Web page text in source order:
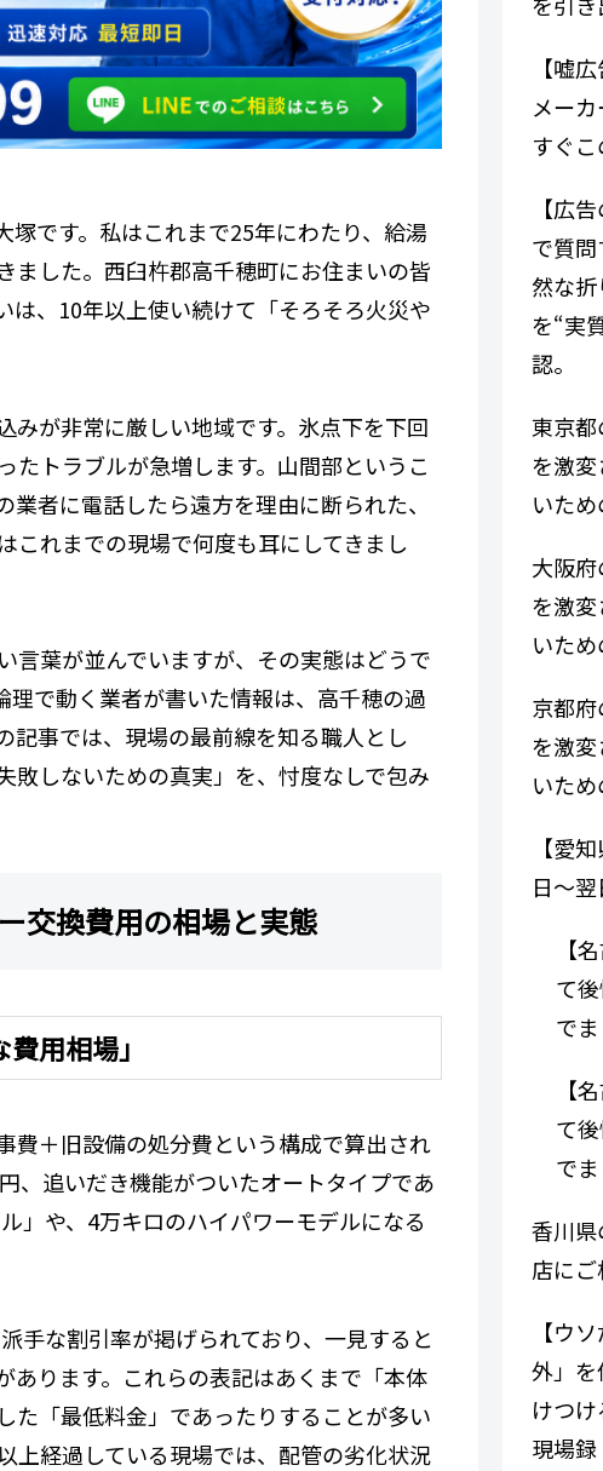
です。私はこれまで25年にわたり、給湯
ました。西臼杵郡高千穂町にお住まいの皆
は、10年以上使い続けて「そろそろ火災や
みが非常に厳しい地域です。氷点下を下回
たトラブルが急増します。山間部というこ
者に電話したら遠方を理由に断られた、
これまでの現場で何度も耳にしてきまし
言葉が並んでいますが、その実態はどうで
理で動く業者が書いた情報は、高千穂の過
記事では、現場の最前線を知る職人とし
敗しないための真実」を、忖度なしで包み
交換費用の相場と実態
用相場」
費＋旧設備の処分費という構成で算出され
、追いだき機能がついたオートタイプであ
」や、4万キロのハイパワーモデルになる
手な割引率が掲げられており、一見すると
あります。これらの表記はあくまで「本体
た「最低料金」であったりすることが多い
上経過している現場では、配管の劣化状況
【嘘
メー
すぐ
【広
で質
然な折
を“実
認。
東京
を激
いた
大阪
を激
いた
京都
を激
いた
【愛
日〜
【
て
で
【
て
で
香川
店にご
【ウ
外」
けつ
現場録